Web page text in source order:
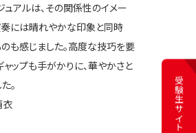
アルは、その関係性のイメー
奏には晴れやかな印象と同時
も感じました。高度な技巧を要
ップも手がかりに、華やかさと
。
衣
受験生サイト